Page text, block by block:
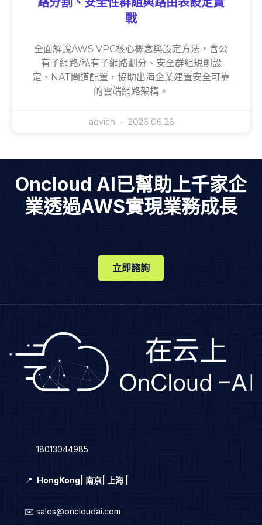
戰
全面解說AWS VPC核心概念與設定方法，含公
有子網路/私有子網路劃分、安全群組規則設
定、NAT閘道配置，協助出海企業建置安全可靠
的雲端網路架構。
advich 2026-06-26
Oncloud AI已幫助上千家企
業透過AWS實現業務成長
立即諮詢
18013044985
📍 HongKong 南京| 上海 |
✉️ sales@oncloudai.com